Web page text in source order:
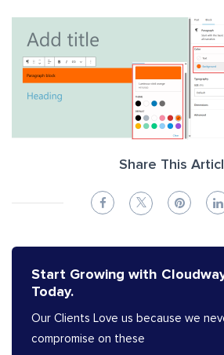
Share This
Start Growing with
Today.
Our Clients Love us because we
compromise on these